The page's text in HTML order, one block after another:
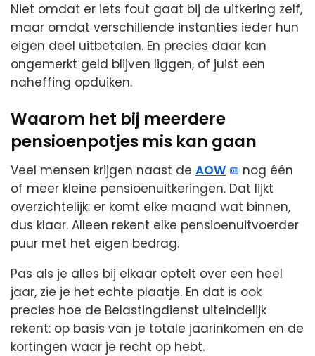
Niet omdat er iets fout gaat bij de uitkering zelf,
maar omdat verschillende instanties ieder hun
eigen deel uitbetalen. En precies daar kan
ongemerkt geld blijven liggen, of juist een
naheffing opduiken.
Waarom het bij meerdere
pensioenpotjes mis kan gaan
Veel mensen krijgen naast de AOW
nog één
of meer kleine pensioenuitkeringen. Dat lijkt
overzichtelijk: er komt elke maand wat binnen,
dus klaar. Alleen rekent elke pensioenuitvoerder
puur met het eigen bedrag.
Pas als je alles bij elkaar optelt over een heel
jaar, zie je het echte plaatje. En dat is ook
precies hoe de Belastingdienst uiteindelijk
rekent: op basis van je totale jaarinkomen en de
kortingen waar je recht op hebt.